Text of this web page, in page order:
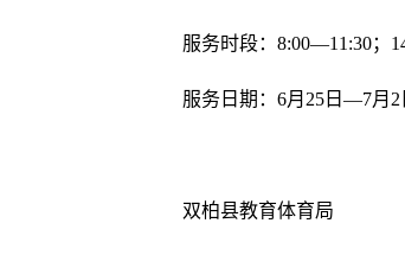
服务时段：8:00—11:30；
服务日期：6月25日—7月2
双柏县教育体育局